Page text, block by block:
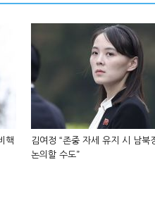
핵
김여정 “존중 자세 유지 시 남북
논의할 수도”